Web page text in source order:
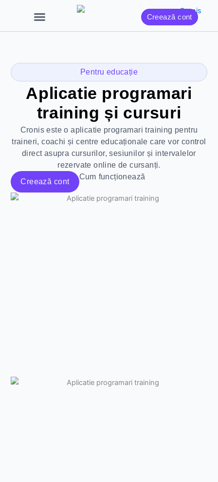
Creează cont
Pentru educație
Aplicatie programari
training și cursuri
Cronis este o aplicatie programari training pentru
traineri, coachi și centre educaționale care vor control
direct asupra cursurilor, sesiunilor și intervalelor
rezervate online de cursanți.
Creează cont
Cum funcționează